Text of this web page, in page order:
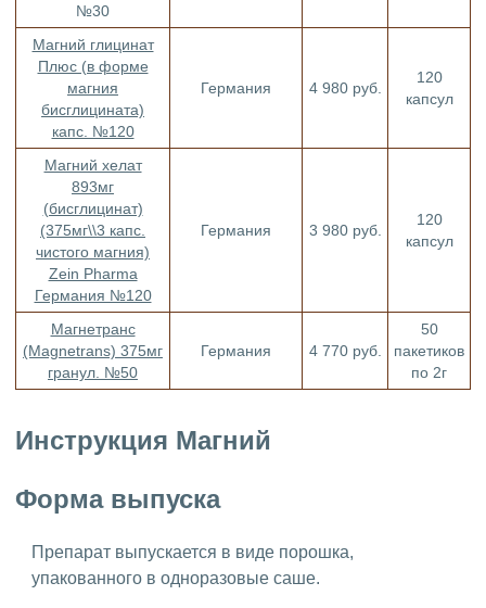
№30
Магний глицинат
Плюс (в форме
магния
бисглицината)
капс. №120
Германия 4 980 руб.
120
капсул
Магний хелат
893мг
(бисглицинат)
(375мг\\3 капс.
чистого магния)
Zein Pharma
Германия №120
Германия 3 980 руб.
120
капсул
Магнетранс
(Magnetrans) 375мг
гранул. №50
Германия 4 770 руб.
50
пакетиков
по 2г
Инструкция Магний
Форма выпуска
Препарат выпускается в виде порошка,
упакованного в одноразовые саше.